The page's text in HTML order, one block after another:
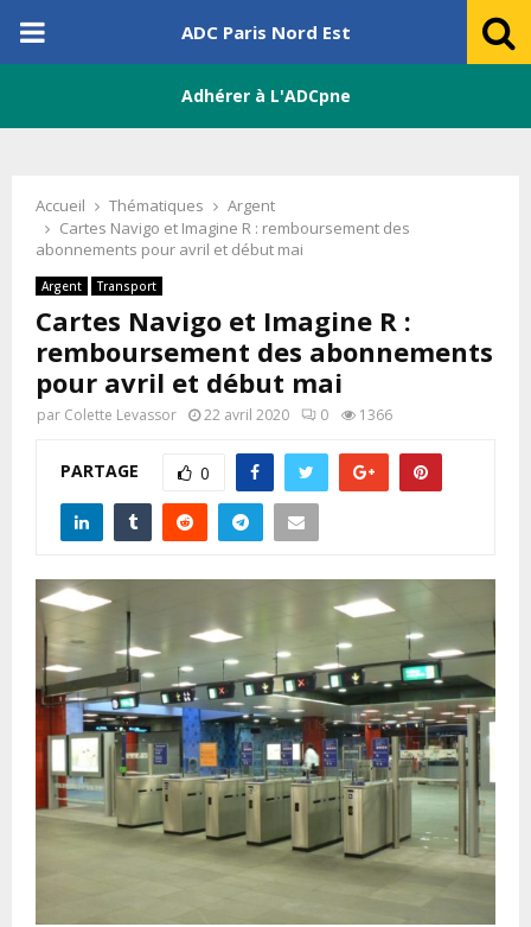
PRIMARY
ADC Paris Nord Est
Adhérer à L'ADCpne
Accueil Thématiques
Argent
Cartes Navigo et Imagine R : remboursement des
abonnements pour avril et début mai
Argent Transport
Cartes Navigo et Imagine R :
remboursement des abonnements
pour avril et début mai
par Colette Levassor 22 avril 2020 0 1366
PARTAGE 0